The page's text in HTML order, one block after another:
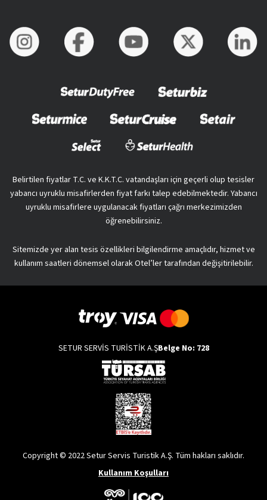
Belirtilen fiyatlar T.C. ve K.K.T.C. vatandaşları için geçerli olup tesisler
yabancı uyruklu misafirlerden fiyat farkı talep edebilmektedir. Yabancı
uyruklu misafirlere uygulanacak fiyatları çağrı merkezimizden
öğrenebilirsiniz.
Sitemizde yer alan tesis özellikleri bilgilendirme amaçlıdır, hizmet ve
kullanım saatleri dönemsel olarak Otel’ler tarafından değişitirilebilir.
SETUR SERVİS TURİSTİK A.ŞBelge No: 728
Copyright © 2022 Setur Servis Turistik A.Ş. Tüm hakları saklıdır.
Kullanım Koşulları